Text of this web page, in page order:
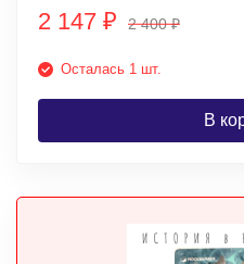
2 147 ₽ 2 400₽
Осталась 1 шт.
В